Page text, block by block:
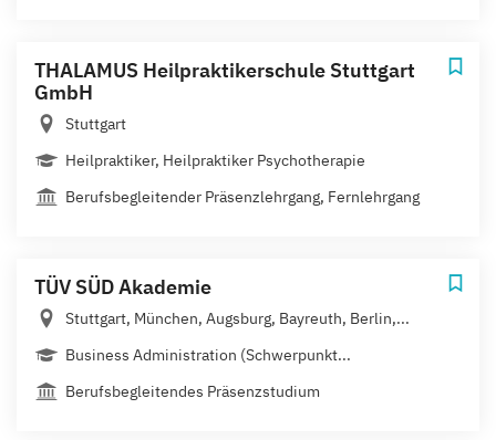
THALAMUS Heilpraktikerschule Stuttgart
GmbH
Stuttgart
Heilpraktiker, Heilpraktiker Psychotherapie
Berufsbegleitender Präsenzlehrgang, Fernlehrgang
TÜV SÜD Akademie
Stuttgart, München, Augsburg, Bayreuth, Berlin,...
Business Administration (Schwerpunkt...
Berufsbegleitendes Präsenzstudium